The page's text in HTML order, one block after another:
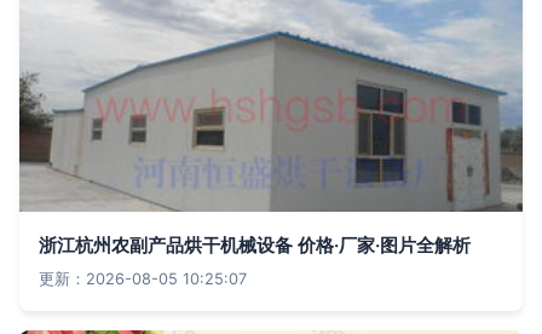
浙江杭州农副产品烘干机械设备 价格·厂家·图片全解析
更新：2026-08-05 10:25:07